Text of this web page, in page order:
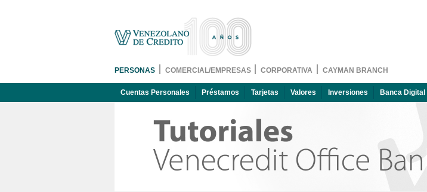
PERSONAS COMERCIAL/EMPRESAS CORPORATIVA CAYMAN BRANCH
Cuentas Personales Préstamos Tarjetas Valores Inversiones Banca Digital